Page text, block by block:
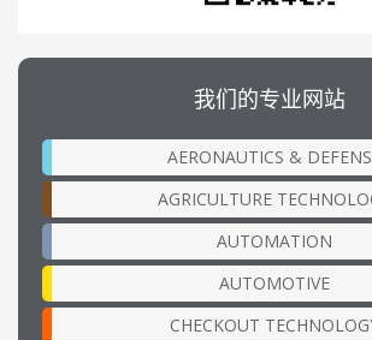
我们的专业网站
AERONAUTICS &
AGRICULTURE
AUTOMATION
AUTOMOTIVE
CHECKOUT